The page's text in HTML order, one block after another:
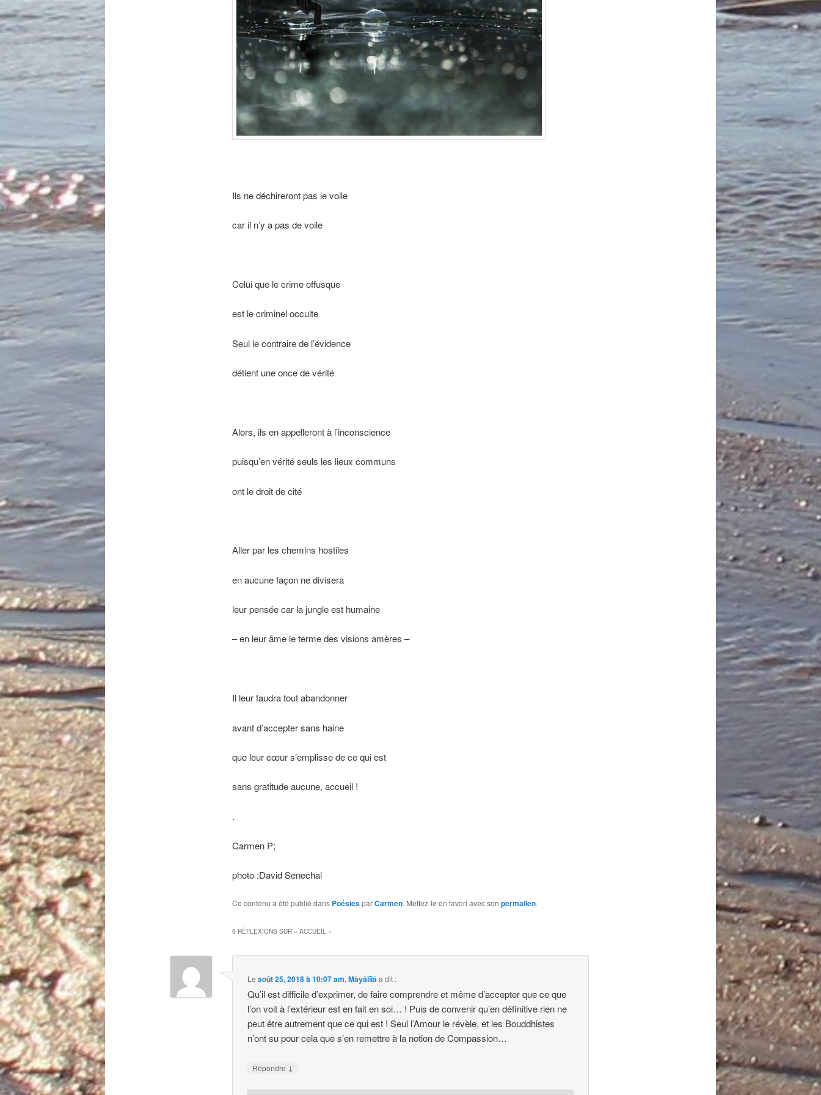
Ils ne déchireront pas le voile
car il n’y a pas de voile
Celui que le crime offusque
est le criminel occulte
Seul le contraire de l’évidence
détient une once de vérité
Alors, ils en appelleront à l’inconscience
puisqu’en vérité seuls les lieux communs
ont le droit de cité
Aller par les chemins hostiles
en aucune façon ne divisera
leur pensée car la jungle est humaine
– en leur âme le terme des visions amères –
Il leur faudra tout abandonner
avant d’accepter sans haine
que leur cœur s’emplisse de ce qui est
sans gratitude aucune, accueil !
.
Carmen P;
photo :David Senechal
Ce contenu a été publié dans PoésiesparCarmen. Mettez-le en favori avec son permalien.
9 RÉFLEXIONS SUR « ACCUEIL»
Leaoût 25, 2018 à 10:07 am,Mâyâlîlâ a dit :
Qu’il est difficile d’exprimer, de faire comprendre et même d’accepter que ce que
l’on voit à l’extérieur est en fait en soi… ! Puis de convenir qu’en définitive rien ne
peut être autrement que ce qui est ! Seul l’Amour le révèle, et les Bouddhistes
n’ont su pour cela que s’en remettre à la notion de Compassion…
Répondre ↓